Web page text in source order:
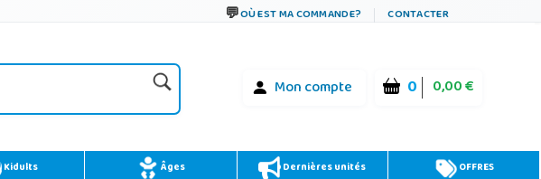
OÙ EST MA COMMANDE? CONTACTER
Mon compte 0 0,00 €
Kidults Âges Dernières unités OFFRES